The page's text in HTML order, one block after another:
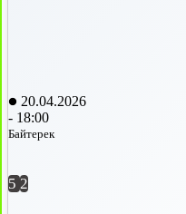
20.04.2026
- 18:00
Байтерек
5 2